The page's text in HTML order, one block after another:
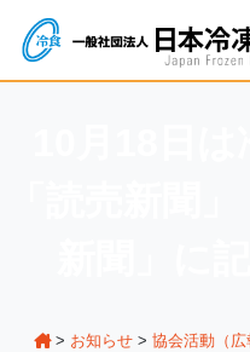
> お知らせ > 協会活動（広